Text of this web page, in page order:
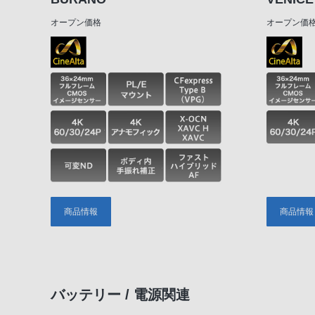
オープン価格
商品情報
オープン価
商品情報
バッテリー / 電源関連